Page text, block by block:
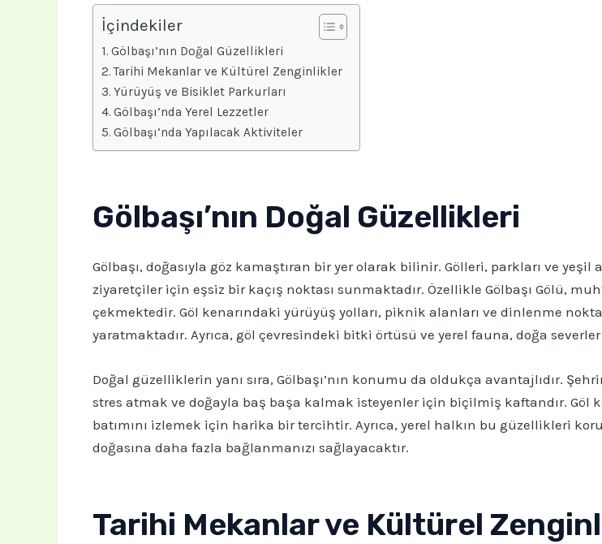
İçindekiler
Gölbaşı’nın Doğal Güzellikleri
Tarihi Mekanlar ve Kültürel Zenginlikler
Yürüyüş ve Bisiklet Parkurları
Gölbaşı’nda Yerel Lezzetler
Gölbaşı’nda Yapılacak Aktiviteler
Gölbaşı’nın Doğal Güzellikleri
Gölbaşı, doğasıyla göz kamaştıran bir yer olarak bilinir. Gölleri, parkları ve
ziyaretçiler için eşsiz bir kaçış noktası sunmaktadır. Özellikle Gölbaşı Gölü,
çekmektedir. Göl kenarındaki yürüyüş yolları, piknik alanları ve dinlenme
yaratmaktadır. Ayrıca, göl çevresindeki bitki örtüsü ve yerel fauna, doğa
Doğal güzelliklerin yanı sıra, Gölbaşı’nın konumu da oldukça avantajlıdır.
stres atmak ve doğayla baş başa kalmak isteyenler için biçilmiş kaftandır. Göl
batımını izlemek için harika bir tercihtir. Ayrıca, yerel halkın bu güzellikleri
doğasına daha fazla bağlanmanızı sağlayacaktır.
Tarihi Mekanlar ve Kültürel